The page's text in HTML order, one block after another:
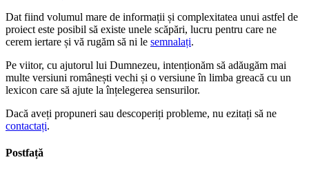
Dat fiind volumul mare de informații și complexitatea unui astfel de
proiect este posibil să existe unele scăpări, lucru pentru care ne
cerem iertare și vă rugăm să ni le semnalați.
Pe viitor, cu ajutorul lui Dumnezeu, intenționăm să adăugăm mai
multe versiuni românești vechi și o versiune în limba greacă cu un
lexicon care să ajute la înțelegerea sensurilor.
Dacă aveți propuneri sau descoperiți probleme, nu ezitați să ne
contactați.
Postfață